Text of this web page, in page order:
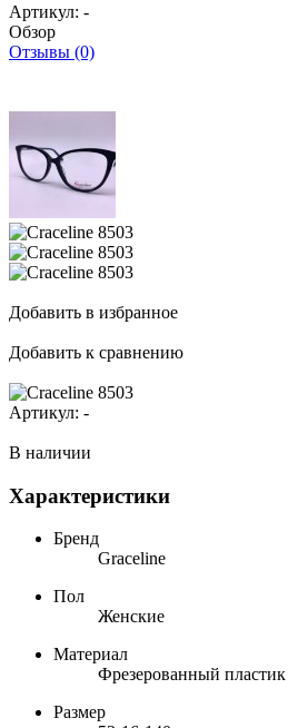
Артикул: -
Обзор
Отзывы (0)
Добавить в избранное
Добавить к сравнению
Артикул: -
В наличии
Характеристики
Бренд
Graceline
Пол
Женские
Материал
Фрезерованный пластик
Размер